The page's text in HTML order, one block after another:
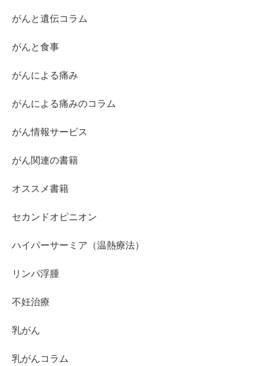
がんと遺伝コラム
がんと食事
がんによる痛み
がんによる痛みのコラム
がん情報サービス
がん関連の書籍
オススメ書籍
セカンドオピニオン
ハイパーサーミア（温熱療法）
リンパ浮腫
不妊治療
乳がん
乳がんコラム